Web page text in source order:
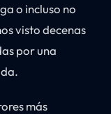
o incluso no
visto decenas
por una
más